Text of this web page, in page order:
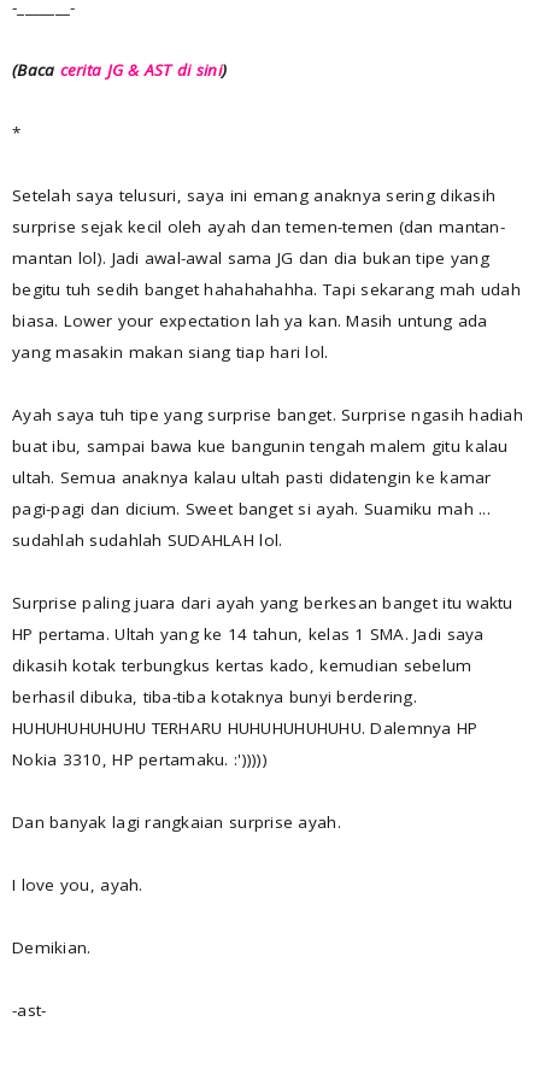
-_______-
(Baca cerita JG & AST di sini)
*
Setelah saya telusuri, saya ini emang anaknya sering dikasih
surprise sejak kecil oleh ayah dan temen-temen (dan mantan-
mantan lol). Jadi awal-awal sama JG dan dia bukan tipe yang
begitu tuh sedih banget hahahahahha. Tapi sekarang mah udah
biasa. Lower your expectation lah ya kan. Masih untung ada
yang masakin makan siang tiap hari lol.
Ayah saya tuh tipe yang surprise banget. Surprise ngasih hadiah
buat ibu, sampai bawa kue bangunin tengah malem gitu kalau
ultah. Semua anaknya kalau ultah pasti didatengin ke kamar
pagi-pagi dan dicium. Sweet banget si ayah. Suamiku mah ...
sudahlah sudahlah SUDAHLAH lol.
Surprise paling juara dari ayah yang berkesan banget itu waktu
HP pertama. Ultah yang ke 14 tahun, kelas 1 SMA. Jadi saya
dikasih kotak terbungkus kertas kado, kemudian sebelum
berhasil dibuka, tiba-tiba kotaknya bunyi berdering.
HUHUHUHUHUHU TERHARU HUHUHUHUHUHU. Dalemnya HP
Nokia 3310, HP pertamaku. :')))))
Dan banyak lagi rangkaian surprise ayah.
I love you, ayah.
Demikian.
-ast-